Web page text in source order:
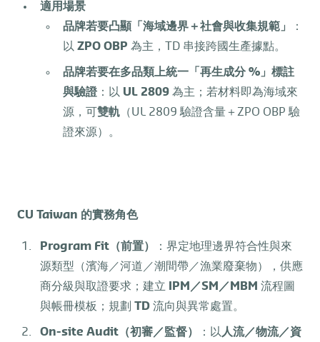
適用場景
品牌若要凸顯「海域邊界＋社會與收集規範」
：
以 ZPO OBP 為主，TD 串接跨國生產據點。
品牌若要在多品類上統一「再生成分 % 」標註
與驗證：以 UL 2809 為主；若材料即為海域來
源，可 雙軌 （UL 2809 驗證含量＋ZPO OBP 驗
證來源）。
CU Taiwan 的實務角色
Program Fit （前置）
：界定地理邊界符合性與來
源類型（濱海／河道／潮間帶／漁業廢棄物），供應
商分級與取證要求；建立
IPM ／SM ／ MBM 流程圖
與帳冊模板；規劃 TD 流向與異常處置。
On-site Audit （初審／監督） ：以 人流／物流／資